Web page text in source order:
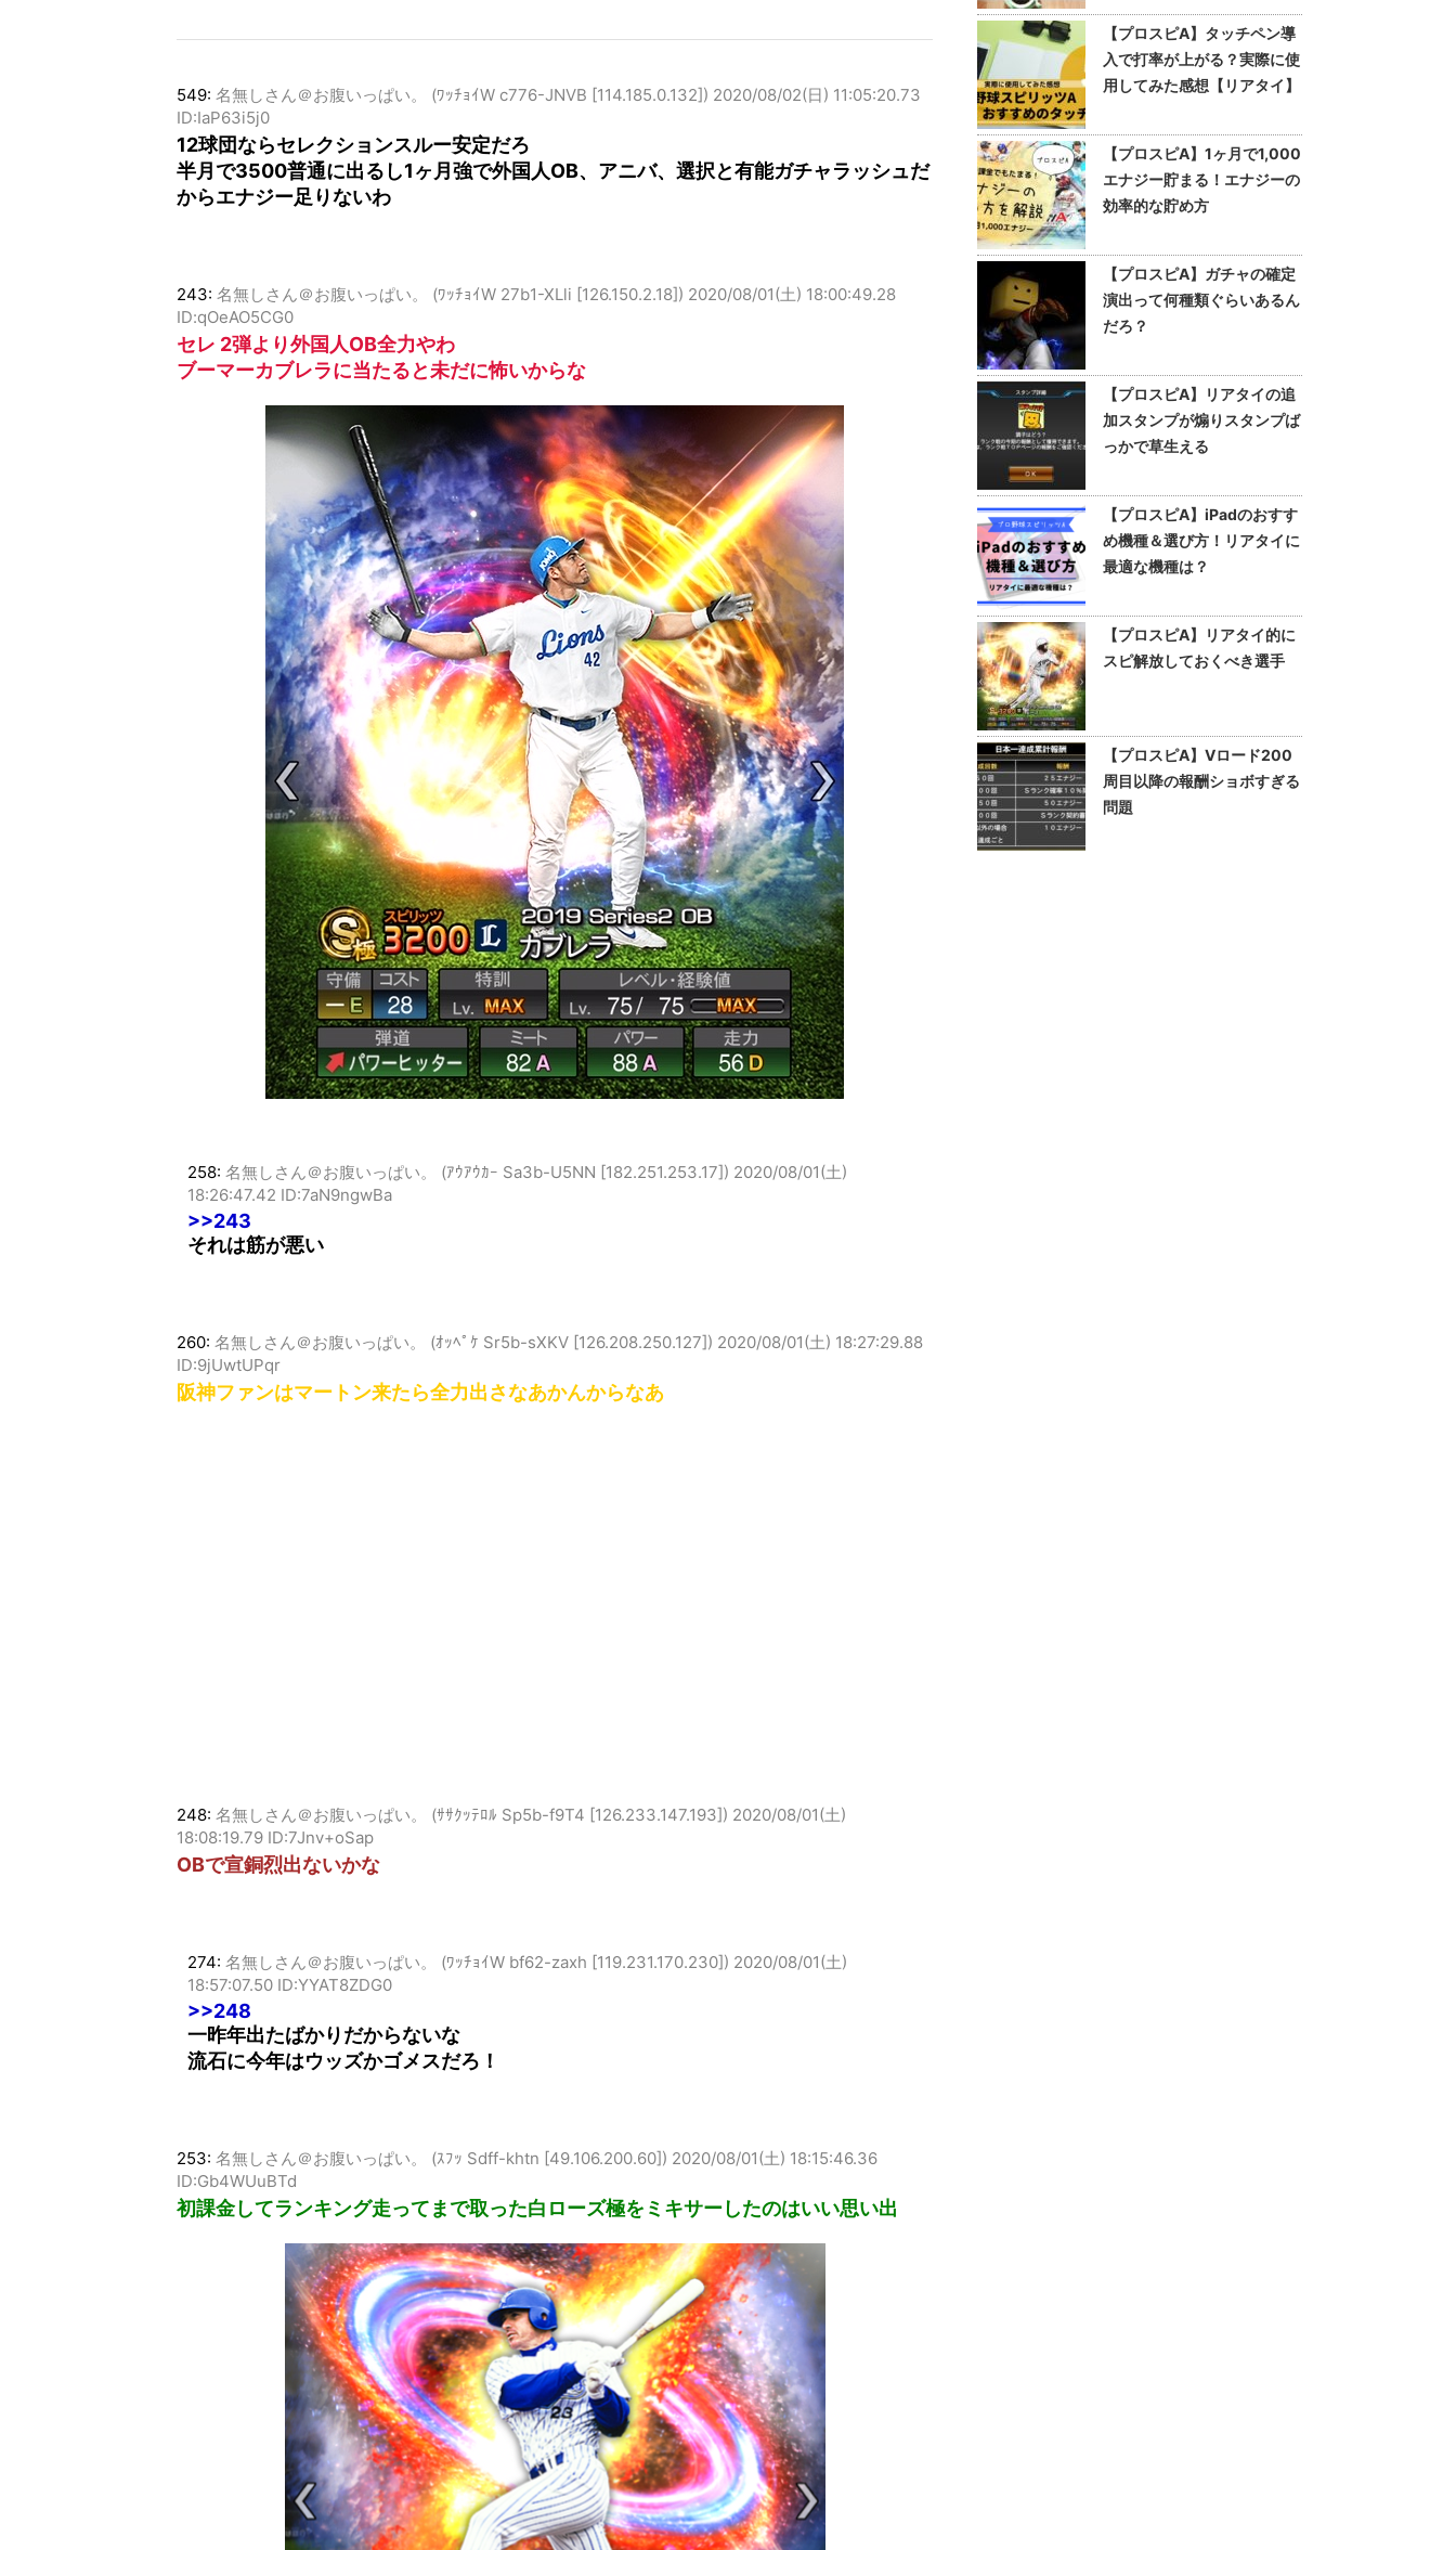
549: 名無しさん＠お腹いっぱい。 (ﾜｯﾁｮｲW c776-JNVB [114.185.0.132]) 2020/08/02(日) 11:05:20.73
ID:IaP63i5j0
12球団ならセレクションスルー安定だろ
半月で3500普通に出るし1ヶ月強で外国人OB、アニバ、選択と有能ガチャラッシュだ
からエナジー足りないわ
243: 名無しさん＠お腹いっぱい。 (ﾜｯﾁｮｲW 27b1-XLli [126.150.2.18]) 2020/08/01(土) 18:00:49.28
ID:qOeAO5CG0
セレ 2弾より外国人OB全力やわ
ブーマーカブレラに当たると未だに怖いからな
258: 名無しさん＠お腹いっぱい。 (ｱｳｱｳｶｰ Sa3b-U5NN [182.251.253.17]) 2020/08/01(土)
18:26:47.42 ID:7aN9ngwBa
>>243
それは筋が悪い
260: 名無しさん＠お腹いっぱい。 (ｵｯﾍﾟｹ Sr5b-sXKV [126.208.250.127]) 2020/08/01(土) 18:27:29.88
ID:9jUwtUPqr
阪神ファンはマートン来たら全力出さなあかんからなあ
248: 名無しさん＠お腹いっぱい。 (ｻｻｸｯﾃﾛﾙ Sp5b-f9T4 [126.233.147.193]) 2020/08/01(土)
18:08:19.79 ID:7Jnv+oSap
OBで宣銅烈出ないかな
274: 名無しさん＠お腹いっぱい。 (ﾜｯﾁｮｲW bf62-zaxh [119.231.170.230]) 2020/08/01(土)
18:57:07.50 ID:YYAT8ZDG0
>>248
一昨年出たばかりだからないな
流石に今年はウッズかゴメスだろ！
253: 名無しさん＠お腹いっぱい。 (ｽﾌｯ Sdff-khtn [49.106.200.60]) 2020/08/01(土) 18:15:46.36
ID:Gb4WUuBTd
初課金してランキング走ってまで取った白ローズ極をミキサーしたのはいい思い出
【プロスピA】タッチペン導
入で打率が上がる？実際に使
用してみた感想【リアタイ】
【プロスピA】1ヶ月で1,000
エナジー貯まる！エナジーの
効率的な貯め方
【プロスピA】ガチャの確定
演出って何種類ぐらいあるん
だろ？
【プロスピA】リアタイの追
加スタンプが煽りスタンプば
っかで草生える
【プロスピA】iPadのおすす
め機種＆選び方！リアタイに
最適な機種は？
【プロスピA】リアタイ的に
スピ解放しておくべき選手
【プロスピA】Vロード200
周目以降の報酬ショボすぎる
問題